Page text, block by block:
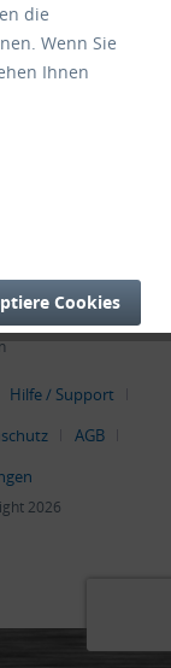
Hilfe / Support
AGB
2026
die
Wenn Sie
Ihnen
Cookies